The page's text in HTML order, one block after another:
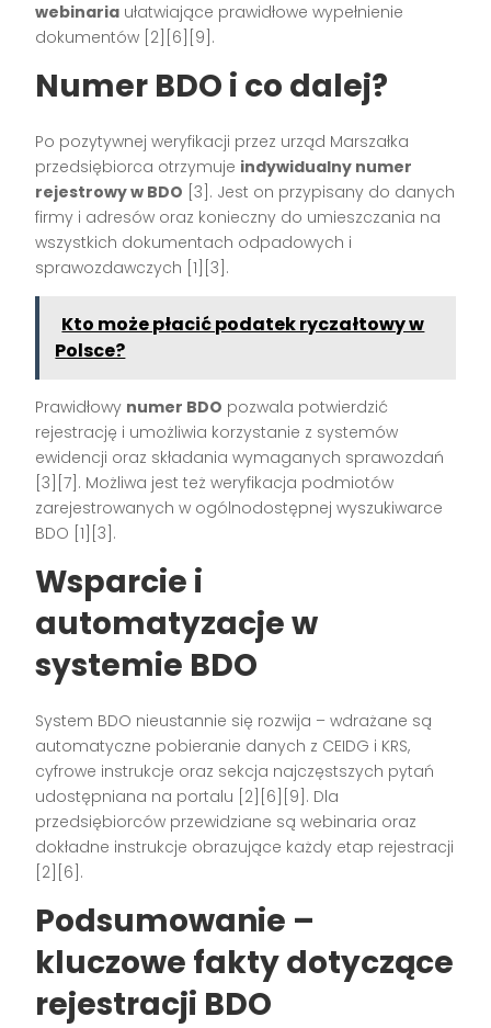
webinaria ułatwiające prawidłowe wypełnienie
dokumentów [2][6][9] .
Numer BDO i co dalej?
Po pozytywnej weryfikacji przez urząd Marszałka
przedsiębiorca otrzymuje indywidualny numer
rejestrowy w BDO [3] . Jest on przypisany do danych
firmy i adresów oraz konieczny do umieszczania na
wszystkich dokumentach odpadowych i
sprawozdawczych [1][3] .
Kto może płacić podatek ryczałtowy w
Polsce?
Prawidłowy numer BDO pozwala potwierdzić
rejestrację i umożliwia korzystanie z systemów
ewidencji oraz składania wymaganych sprawozdań
[3][7] . Możliwa jest też weryfikacja podmiotów
zarejestrowanych w ogólnodostępnej wyszukiwarce
BDO [1][3] .
Wsparcie i
automatyzacje w
systemie BDO
System BDO nieustannie się rozwija – wdrażane są
automatyczne pobieranie danych z CEIDG i KRS,
cyfrowe instrukcje oraz sekcja najczęstszych pytań
udostępniana na portalu [2][6][9] . Dla
przedsiębiorców przewidziane są webinaria oraz
dokładne instrukcje obrazujące każdy etap rejestracji
[2][6] .
Podsumowanie –
kluczowe fakty dotyczące
rejestracji BDO